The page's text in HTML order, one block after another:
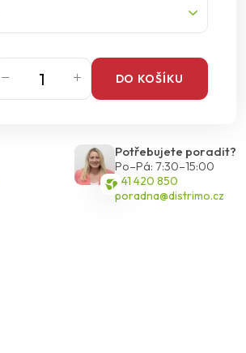
DO KOŠÍKU
Potřebujete poradit?
Po–Pá: 7:30–15:00
541 420 850
poradna@distrimo.cz